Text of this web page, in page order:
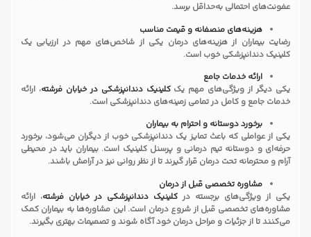
عفونت‌های احتمالی به‌حداقل برسد.
هزینه‌های منصفانه و قیمت مناسب
رضایت بیماران از هزینه‌های درمان یکی از شاخص‌های مهم در ارزیابی یک
کلینیک دندانپزشکی خوب است.
ارائه خدمات جامع
یکی دیگر از ویژگی‌های مهم یککلینیک دندانپزشکی در خیابان فرشته، ارائه
خدمات جامع و کامل در تمامی زمینه‌های دندانپزشکی است.
برخورد دوستانه و احترام به بیماران
یکی از عواملی که باعث تمایز یک دندانپزشکی خوب از دیگران می‌شود، برخورد
حرفه‌ای و دوستانه تیم درمانی و پرسنل کلینیک است. بیماران باید در محیطی
آرام و محترمانه تحت درمان قرار گیرند تا از نظر روانی نیز در آرامش باشند.
مشاوره تخصصی قبل از درمان
یکی از ویژگی‌های برجسته در کلینیک دندانپزشکی در خیابان فرشته، ارائه
مشاوره‌های تخصصی قبل از شروع درمان است. این مشاوره‌ها به بیماران کمک
می‌کنند تا از جزئیات و مراحل درمان خود آگاه شوند و تصمیمات بهتری بگیرند.